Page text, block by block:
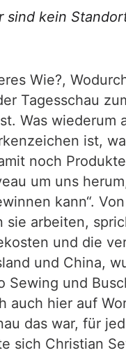
kein
Wie?,
Tagesschau
Was
ist,
noch
um uns
kann“.
arbeiten,
und die
und China,
Sewing und
auch hier auf
das war, für
sich Christian